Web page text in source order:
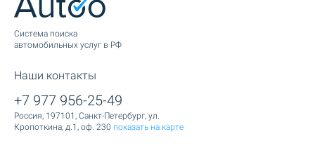
Cистема поиска
автомобильных услуг в РФ
Наши контакты
+7 977 956-25-49
Россия, 197101, Санкт-Петербург, ул.
Кропоткина, д.1, оф. 230 показать на карте